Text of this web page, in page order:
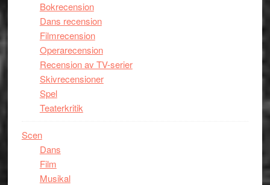
Bokrecension
Dans recension
Filmrecension
Operarecension
Recension av TV-serier
Skivrecensioner
Spel
Teaterkritik
Scen
Dans
Film
Musikal